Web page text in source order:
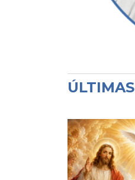
ÚLTIMAS